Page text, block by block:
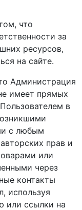
что
за
ресурсов,
на сайте.
Администрация
имеет прямых
в
с любым
прав и
или
через
контакты
используя
или ссылки на